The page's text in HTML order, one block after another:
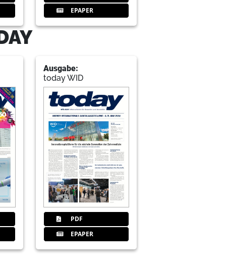
EPAPER
Ausgabe:
today WID
PDF
EPAPER